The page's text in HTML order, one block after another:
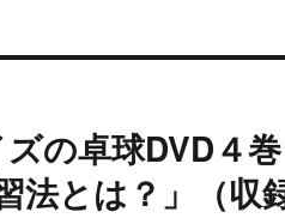
の卓球DVD４
法とは？」（